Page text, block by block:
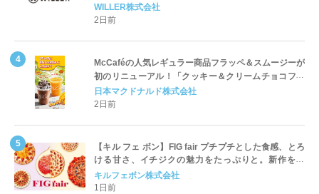
WILLER株式会社
2日前
McCaféの人気レギュラー商品フラッペ＆スムージーが
初のリニューアル！「クッキー＆クリームチョコフラ
ッペ」「マンゴースムージー」8月5日（水）から販売
開始
日本マクドナルド株式会社
2日前
【キル フェ ボン】FIG fair プチプチとした食感、とろ
ける甘さ、イチジクの魅力をたっぷりと。新作を含
め、イチジク尽くしの全4種が登場8月20日（木）スタ
ート
キルフェボン株式会社
1日前